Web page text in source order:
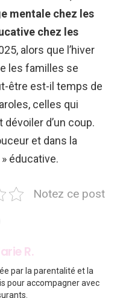
mentale chez les
chez les
alors que l’hiver
les familles se
être est-il temps de
celles qui
d’un coup.
et dans la
éducative.
Notez ce post
R.
par la parentalité et la
pour accompagner avec